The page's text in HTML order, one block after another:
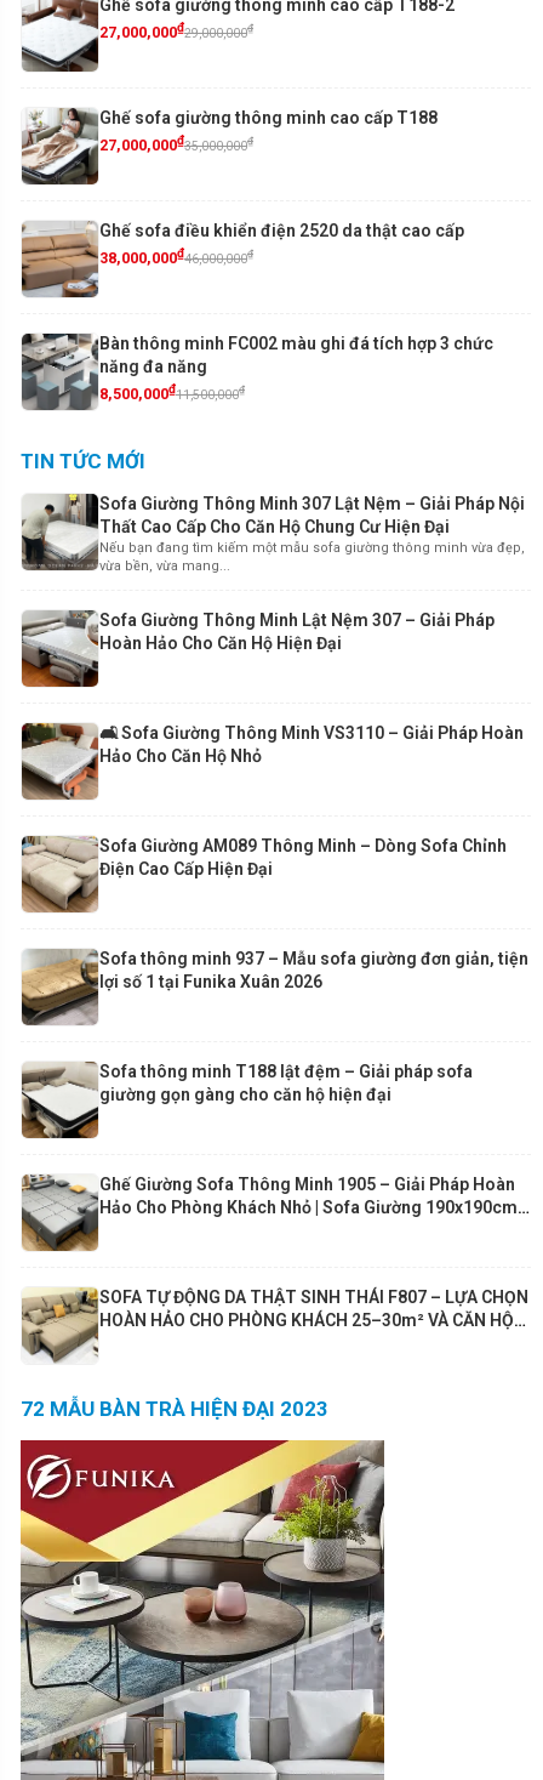
Ghế sofa giường thông minh cao cấp T188-2
27,000,000₫29,000,000₫
Ghế sofa giường thông minh cao cấp T188
27,000,000₫35,000,000₫
Ghế sofa điều khiển điện 2520 da thật cao cấp
38,000,000₫46,000,000₫
Bàn thông minh FC002 màu ghi đá tích hợp 3 chức
năng đa năng
8,500,000₫11,500,000₫
TIN TỨC MỚI
Sofa Giường Thông Minh 307 Lật Nệm – Giải Pháp Nội
Thất Cao Cấp Cho Căn Hộ Chung Cư Hiện Đại
Nếu bạn đang tìm kiếm một mẫu sofa giường thông minh vừa đẹp,
vừa bền, vừa mang...
Sofa Giường Thông Minh Lật Nệm 307 – Giải Pháp
Hoàn Hảo Cho Căn Hộ Hiện Đại
🛋️ Sofa Giường Thông Minh VS3110 – Giải Pháp Hoàn
Hảo Cho Căn Hộ Nhỏ
Sofa Giường AM089 Thông Minh – Dòng Sofa Chỉnh
Điện Cao Cấp Hiện Đại
Sofa thông minh 937 – Mẫu sofa giường đơn giản, tiện
lợi số 1 tại Funika Xuân 2026
Sofa thông minh T188 lật đệm – Giải pháp sofa
giường gọn gàng cho căn hộ hiện đại
Ghế Giường Sofa Thông Minh 1905 – Giải Pháp Hoàn
Hảo Cho Phòng Khách Nhỏ | Sofa Giường 190x190cm
SOFA TỰ ĐỘNG DA THẬT SINH THÁI F807 – LỰA CHỌN
HOÀN HẢO CHO PHÒNG KHÁCH 25–30m² VÀ CĂN HỘ
72 MẪU BÀN TRÀ HIỆN ĐẠI 2023